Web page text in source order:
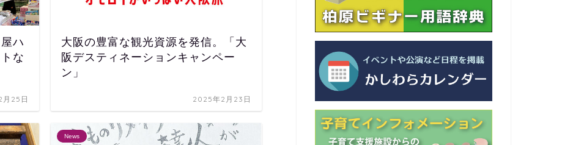
ハ
な
25日
大阪の豊富な観光資源を発信。「大
阪デスティネーションキャンペー
ン」
2025年2月23日
News